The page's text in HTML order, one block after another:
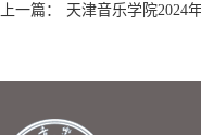
上一篇： 天津音乐学院2024